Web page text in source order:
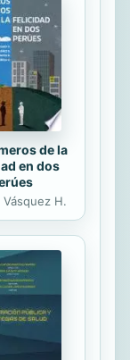
de la
en dos
Vásquez H.